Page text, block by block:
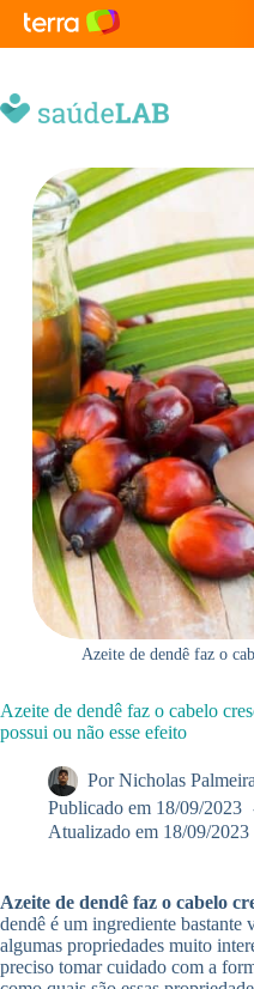
Azeite de dendê faz o
Azeite de dendê faz o cabelo
possui ou não esse efeito
Por Nicholas
Publicado em 18/09/2023
Atualizado em 18/09/2023
Azeite de dendê faz o cabelo
dendê é um ingrediente bastante
algumas propriedades muito
preciso tomar cuidado com a